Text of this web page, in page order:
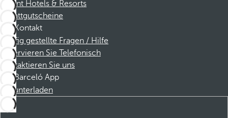
Dorint Hotels & Resorts
Rabattgutscheine
Kontakt
Häufig gestellte Fragen / Hilfe
Reservieren Sie Telefonisch
Kontaktieren Sie uns
Barceló App
Herunterladen